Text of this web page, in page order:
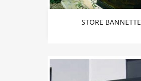
STORE BANNETTE